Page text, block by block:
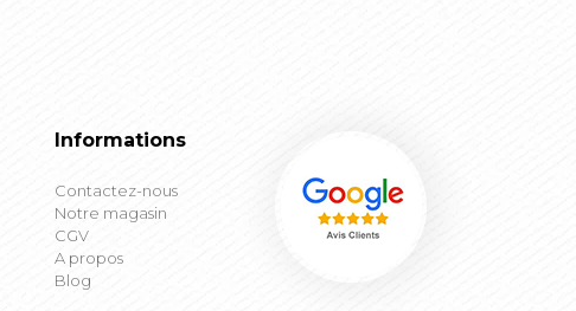
Informations
Contactez-nous
Notre magasin
CGV
A propos
Blog